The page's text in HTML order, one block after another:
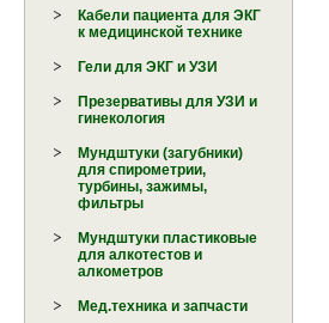
Кабели пациента для ЭКГ
к медицинской технике
Гели для ЭКГ и УЗИ
Презервативы для УЗИ и
гинекология
Мундштуки (загубники)
для спирометрии,
турбины, зажимы,
фильтры
Мундштуки пластиковые
для алкотестов и
алкометров
Мед.техника и запчасти